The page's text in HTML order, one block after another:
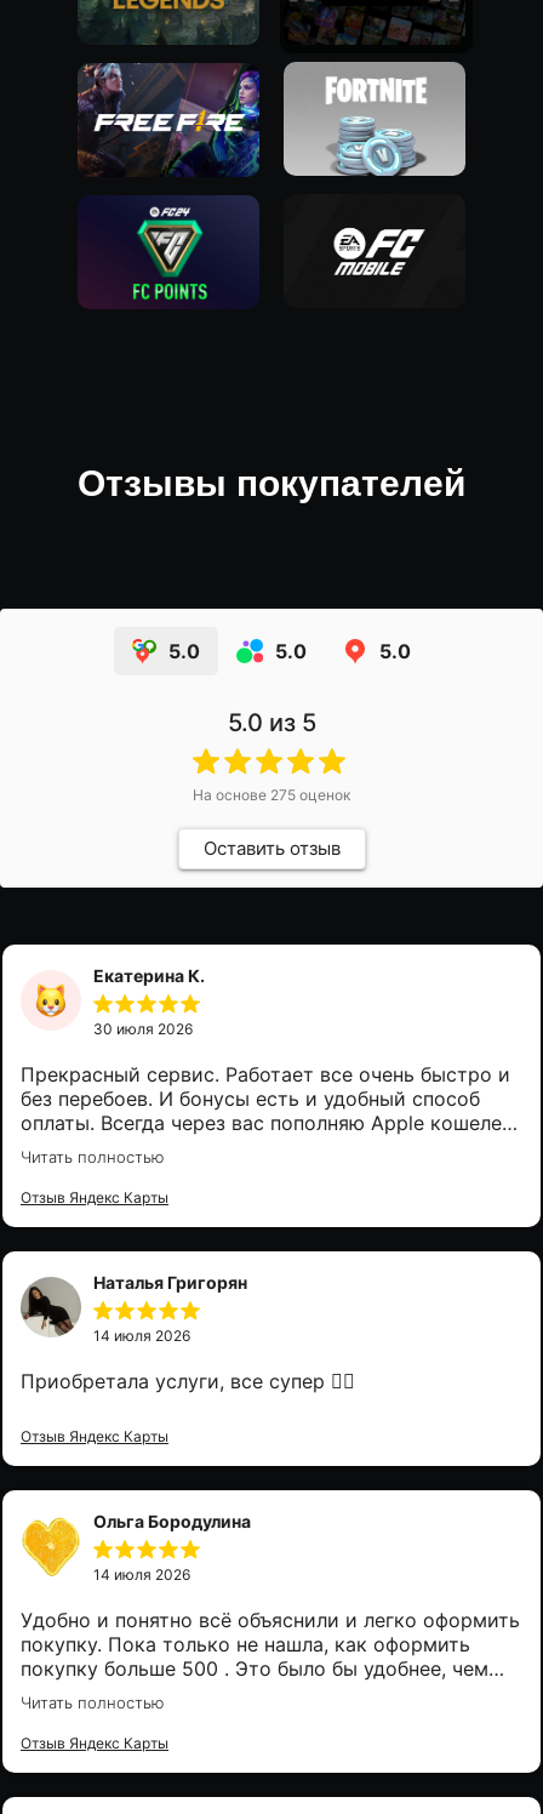
Отзывы покупателей
5.0 5.0 5.0
5.0 из 5
На основе 275 оценок
Оставить отзыв
Екатерина К.
30 июля 2026
Прекрасный сервис. Работает все очень быстро и
без перебоев. И бонусы есть и удобный способ
оплаты. Всегда через вас пополняю Apple кошелек.
Спасибо, что вы есть)
Читать полностью
Отзыв Яндекс Карты
Наталья Григорян
14 июля 2026
Приобретала услуги, все супер 👌🏻
Отзыв Яндекс Карты
Ольга Бородулина
14 июля 2026
Удобно и понятно всё объяснили и легко оформить
покупку. Пока только не нашла, как оформить
покупку больше 500 . Это было бы удобнее, чем
каждый месяц заново оформлять покупку.
Читать полностью
Отзыв Яндекс Карты